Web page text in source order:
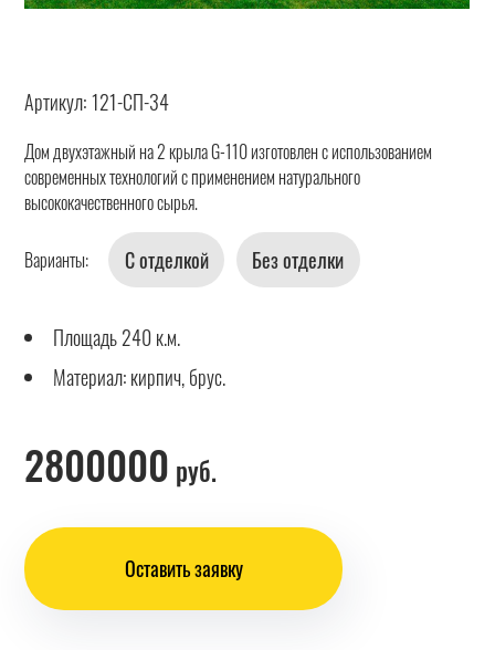
Артикул: 121-СП-34
Дом двухэтажный на 2 крыла G-110 изготовлен с использованием
современных технологий с применением натурального
высококачественного сырья.
Варианты: С отделкой Без отделки
Площадь 240 к.м.
Материал: кирпич, брус.
2800000 руб.
Оставить заявку